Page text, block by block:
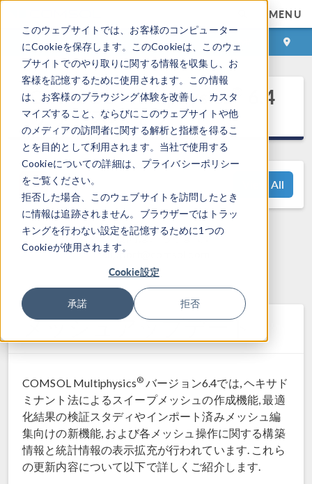
このウェブサイトでは、お客様のコンピューター
にCookieを保存します。このCookieは、このウェ
ブサイトでのやり取りに関する情報を収集し、お
客様を記憶するために使用されます。この情報
は、お客様のブラウジング体験を改善し、カスタ
マイズすること、ならびにこのウェブサイトや他
のメディアの訪問者に関する解析と指標を得るこ
とを目的として利用されます。当社で使用する
Cookieについての詳細は、プライバシーポリシー
をご覧ください。
拒否した場合、このウェブサイトを訪問したとき
に情報は追跡されません。ブラウザーではトラッ
キングを行わない設定を記憶するために1つの
Cookieが使用されます。
Cookie設定
承諾 拒否
MENU
ログイン お問い合わせ
COMSOL Multiphysics® 6.4
リリースハイライト
View All
ご質問はこちらまで:
support@comsol.com
メッシュアップデート
COMSOL Multiphysics® バージョン6.4では, ヘキサド
ミナント法によるスイープメッシュの作成機能, 最適
化結果の検証スタディやインポート済みメッシュ編
集向けの新機能, および各メッシュ操作に関する構築
情報と統計情報の表示拡充が行われています. これら
の更新内容について以下で詳しくご紹介します.